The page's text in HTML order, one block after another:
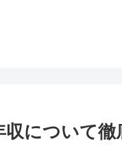
について